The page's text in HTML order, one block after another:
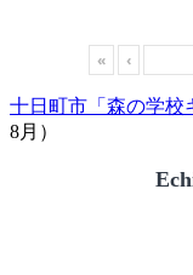
« ‹
十日町市「森の学校
8月）